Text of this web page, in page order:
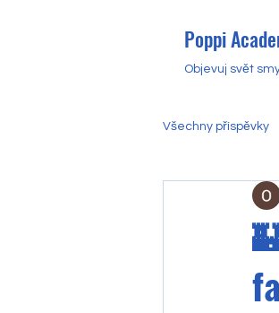
Poppi
Objevuj svět
Všechny příspěvky